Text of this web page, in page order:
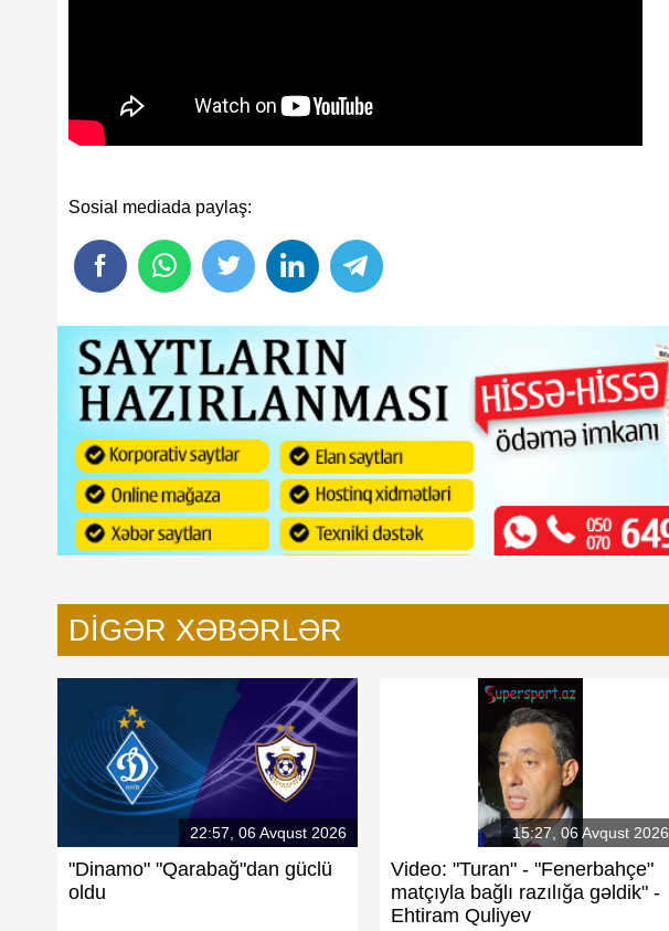
Sosial mediada paylaş:
DIGƏR XƏBƏRLƏR
22:57, 06 Avqust 2026
"Dinamo" "Qarabağ"dan güclü
oldu
15:27, 06 Avqust 2026
Video: "Turan" - "Fenerbahçe"
matçıyla bağlı razılığa gəldik" -
Ehtiram Quliyev